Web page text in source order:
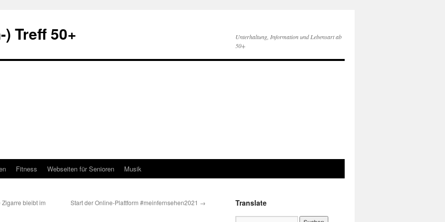
Treff 50+
Unterhaltung, Information und Lebensart ab
50+
Fitness Webseiten für Senioren Musik
bleibt im
Start der Online-Plattform #meinfernsehen2021 → Translate